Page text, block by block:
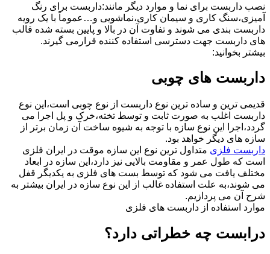
نصب داربست برای نما و موارد دیگر مانند:داربست برای رنگ
آمیزی،سنگ کاری و سیمان کاری،نماشویی و…عموماً با یک رویه
داربست بندی می شوند و تفاوت آن در بالا و پایین بسته شده قالب
های داربست جهت دسترسی استفاده کننده قرارمی گیرند.
بیشتر بخوانید:
داربست های چوبی
قدیمی ترین و ساده ترین نوع داربست از نوع چوبی است،این نوع
داربست اغلب به صورت ثابت و توسط تخته،خرک و پل اجرا می
گردد،اجرا این نوع سازه با توجه به شیوه ساخت آن زمان برتر از
سازه های دیگر خواهد بود.
داربست فلزی متداول ترین نوع این سازه موقت در ایران فلزی
است که طول عمر و مقاومت بالایی نیز دارد،این سازه در ابعاد
مختلف یافت می شود که توسط بست های فلزی به یکدیگر قفل
می شوند،به علت استفاده غالب از این نوع سازه در ایران بیشتر به
شرح آن می پردازیم.
موارد استفاده از داربست های فلزی
درابست چه خطراتی دارد؟